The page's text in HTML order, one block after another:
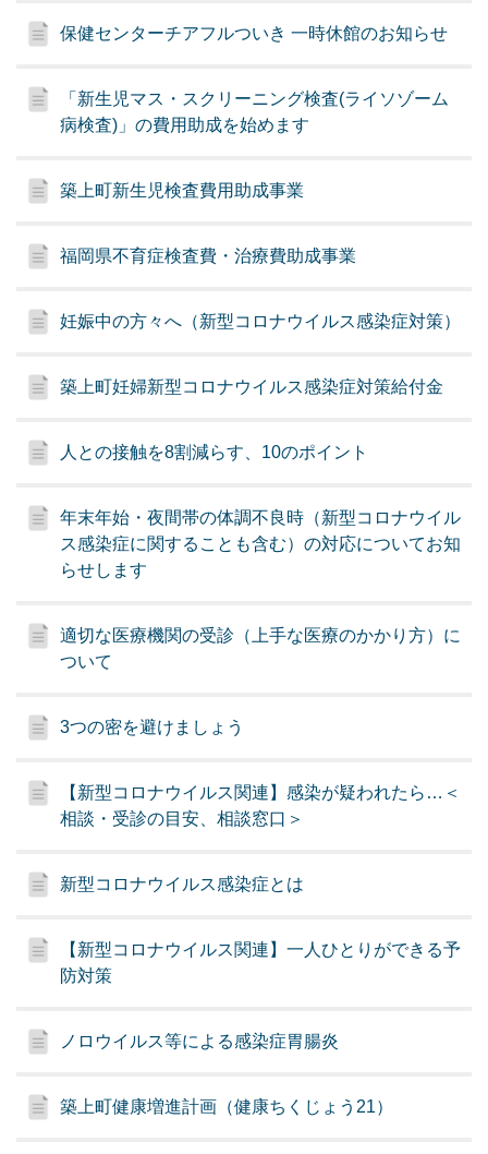
保健センターチアフルついき 一時休館のお知らせ
「新生児マス・スクリーニング検査(ライソゾーム
病検査)」の費用助成を始めます
築上町新生児検査費用助成事業
福岡県不育症検査費・治療費助成事業
妊娠中の方々へ（新型コロナウイルス感染症対策）
築上町妊婦新型コロナウイルス感染症対策給付金
人との接触を8割減らす、10のポイント
年末年始・夜間帯の体調不良時（新型コロナウイル
ス感染症に関することも含む）の対応についてお知
らせします
適切な医療機関の受診（上手な医療のかかり方）に
ついて
3つの密を避けましょう
【新型コロナウイルス関連】感染が疑われたら…＜
相談・受診の目安、相談窓口＞
新型コロナウイルス感染症とは
【新型コロナウイルス関連】一人ひとりができる予
防対策
ノロウイルス等による感染症胃腸炎
築上町健康増進計画（健康ちくじょう21）